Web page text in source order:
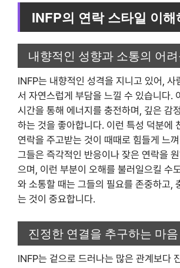
INFP의 연락 스타일 이해
내향적인 성향과 소통의 어
INFP는 내향적인 성격을 지니고 있어, 사
서 자연스럽게 부담을 느낄 수 있습니다.
시간을 통해 에너지를 충전하며, 깊은 감
하는 것을 좋아합니다. 이런 특성 덕분에
연락을 주고받는 것이 때때로 힘들게 느
그들은 즉각적인 반응이나 잦은 연락을
으며, 이런 부분이 오해를 불러일으킬 수
와 소통할 때는 그들의 필요를 존중하고,
는 것이 중요합니다.
진정한 연결을 추구하는 마음
INFP는 겉으로 드러나는 많은 관계보다